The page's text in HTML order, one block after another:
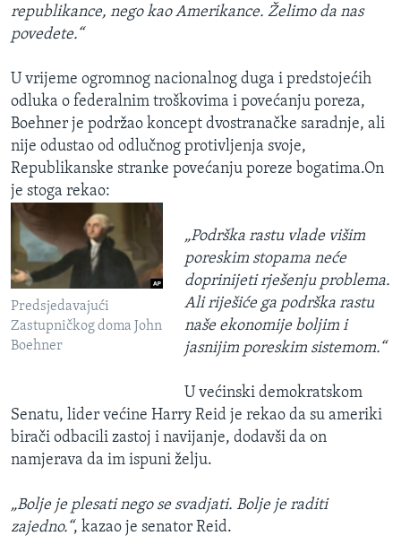
republikance, nego kao Amerikance. Želimo da nas
povedete.“
U vrijeme ogromnog nacionalnog duga i predstojećih
odluka o federalnim troškovima i povećanju poreza,
Boehner je podržao koncept dvostranačke saradnje, ali
nije odustao od odlučnog protivljenja svoje,
Republikanske stranke povećanju poreze bogatima.On
je stoga rekao:
Predsjedavajući
Zastupničkog doma John
Boehner
„Podrška rastu vlade višim
poreskim stopama neće
doprinijeti rješenju problema.
Ali riješiće ga podrška rastu
naše ekonomije boljim i
jasnijim poreskim sistemom.“
U većinski demokratskom
Senatu, lider većine Harry Reid je rekao da su ameriki
birači odbacili zastoj i navijanje, dodavši da on
namjerava da im ispuni želju.
„Bolje je plesati nego se svadjati. Bolje je raditi
zajedno.“, kazao je senator Reid.